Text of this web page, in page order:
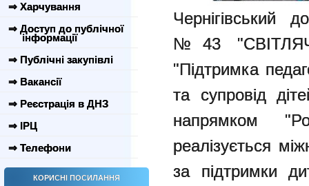
⇒ Харчування
⇒ Доступ до публічної
інформації
⇒ Публічні закупівлі
⇒ Вакансії
⇒ Реєстрація в ДНЗ
⇒ ІРЦ
⇒ Телефони
КОРИСНІ ПОСИЛАННЯ
Чернігівський
№43
"Підтримка
та супровід
напрямком
реалізується
за підтримки